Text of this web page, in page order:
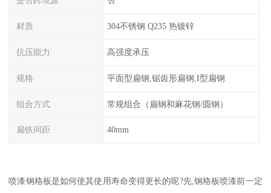
材质 304不锈钢 Q235 热镀锌
抗压能力 高强度承压
规格 平面型扁钢,锯齿形扁钢,I型扁钢
组合方式 常规组合（扁钢和麻花钢/圆钢）
扁铁间距 40mm
喷漆钢格板是如何使其使用寿命变得更长的呢?先,钢格板喷漆前一定